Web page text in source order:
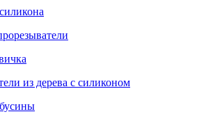
из дерева с силиконом